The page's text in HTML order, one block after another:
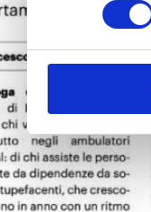
consenso